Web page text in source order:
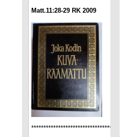
Matt.11:28-29 RK 2009